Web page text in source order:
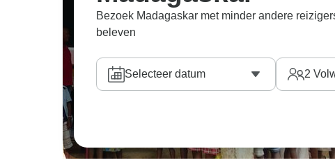
Bezoek Madagaskar met minder andere
beleven
Selecteer datum 2